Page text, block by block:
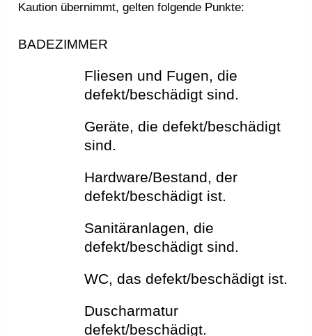
Kaution übernimmt, gelten folgende Punkte:
BADEZIMMER
Fliesen und Fugen, die
defekt/beschädigt sind.
Geräte, die defekt/beschädigt
sind.
Hardware/Bestand, der
defekt/beschädigt ist.
Sanitäranlagen, die
defekt/beschädigt sind.
WC, das defekt/beschädigt ist.
Duscharmatur
defekt/beschädigt.